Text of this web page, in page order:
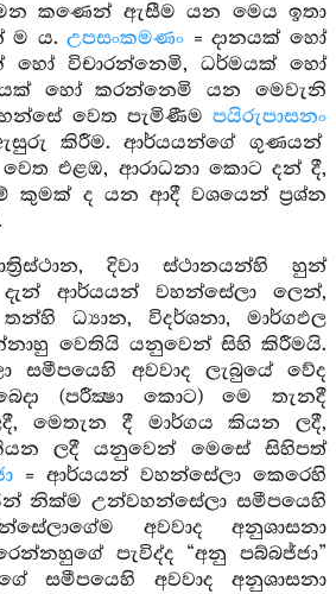
කණෙන් ඇසීම යන මෙය ඉතා
ම ය.උපසංකමණං = දානයක් හෝ
හෝ විචාරන්නෙමි, ධර්මයක් හෝ
හෝ කරන්නෙමි යන මෙවැනි
වෙත පැමිණීම පයිරුපාසනං
කිරීම. ආර්යයන්ගේ ගුණයන්
එළඹ, ආරාධනා කොට දන් දී,
කුමක් ද යන ආදී වශයෙන් ප්‍රශ්න
දිවා ස්ථානයන්හි හුන්
ආර්යයන් වහන්සේලා ලෙන්,
ධ්‍යාන, විදර්ශනා, මාර්ගඵල
වෙතියි යනුවෙන් සිහි කිරීමයි.
සමීපයෙහි අවවාද ලැබුයේ වේද
(පරීක්‍ෂා කොට) මෙ තැනදී
මෙතැන දී මාර්ගය කියන ලදී,
ලදී යනුවෙන් මෙසේ සිහිපත්
= ආර්යයන් වහන්සේලා කෙරෙහි
නික්ම උන්වහන්සේලා සමීපයෙහි
අවවාද අනුශාසනා
පැවිද්ද “අනු පබ්බජ්ජා”
සමීපයෙහි අවවාද අනුශාසනා